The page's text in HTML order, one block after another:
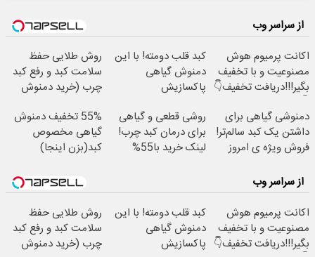
از سراسر وب
اکانت پرمیوم هوش
مصنوعیت و با تخفیف
بگیر!!!دریافت تخفیف👇
کبد قلب دومته! با این
دمنوش گیاهی
پاکسازیش
روش طلایی حفظ
سلامت کبد و رفع کبد
چرب (خرید دمنوش
دمنوشی گیاهی برای
داشتن یک کبد سالم‌تر!
فروش ویژه ی امروز
روشی قطعی و گیاهی
برای درمان کبد چرب!
لینک خرید با55%
55% تخفیف دمنوش
گیاهی مخصوص
کبد(بزن اینجا)
از سراسر وب
اکانت پرمیوم هوش
مصنوعیت و با تخفیف
بگیر!!!دریافت تخفیف👇
کبد قلب دومته! با این
دمنوش گیاهی
پاکسازیش
روش طلایی حفظ
سلامت کبد و رفع کبد
چرب (خرید دمنوش